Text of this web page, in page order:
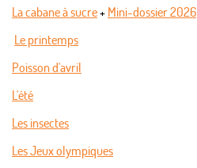
La cabane à sucre+Mini-dossier 2026
Le printemps
Poisson d'avril
L'été
Les insectes
Les Jeux olympiques